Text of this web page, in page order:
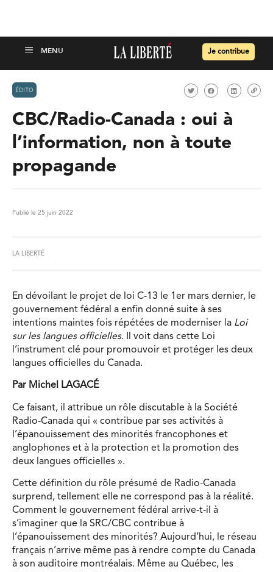
Je contribue
ÉDITO
CBC/Radio-Canada : oui à
l’information, non à toute
propagande
Publié le 25 juin 2022
LA LIBERTÉ
En dévoilant le projet de loi C-13 le 1er mars dernier, le
gouvernement fédéral a enfin donné suite à ses
intentions maintes fois répétées de moderniser la Loi
sur les langues officielles. Il voit dans cette Loi
l’instrument clé pour promouvoir et protéger les deux
langues officielles du Canada.
Par Michel LAGACÉ
Ce faisant, il attribue un rôle discutable à la Société
Radio-Canada qui « contribue par ses activités à
l’épanouissement des minorités francophones et
anglophones et à la protection et la promotion des
deux langues officielles ».
Cette définition du rôle présumé de Radio-Canada
surprend, tellement elle ne correspond pas à la réalité.
Comment le gouvernement fédéral arrive-t-il à
s’imaginer que la SRC/CBC contribue à
l’épanouissement des minorités? Aujourd’hui, le réseau
français n’arrive même pas à rendre compte du Canada
à son auditoire montréalais. Même au Québec, les